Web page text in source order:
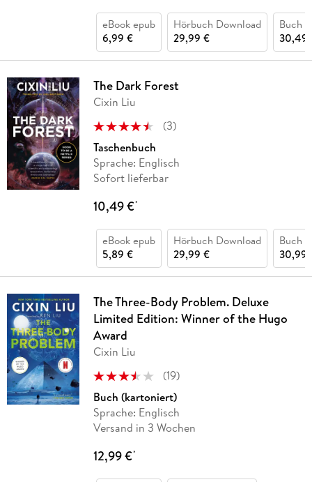
eBook epub
6,99 €
Hörbuch Download
29,99 €
Buch
30,49
The Dark Forest
Cixin Liu
(3)
Taschenbuch
Sprache: Englisch
Sofort lieferbar
10,49 €*
eBook epub
5,89 €
Hörbuch Download
29,99 €
Buch
30,99
The Three-Body Problem. Deluxe
Limited Edition: Winner of the Hugo
Award
Cixin Liu
(19)
Buch (kartoniert)
Sprache: Englisch
Versand in 3 Wochen
12,99 €*